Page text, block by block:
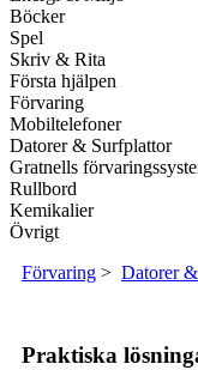
Böcker
Spel
Skriv & Rita
Första hjälpen
Förvaring
Mobiltelefoner
Datorer & Surfplattor
Gratnells
Rullbord
Kemikalier
Övrigt
Förvaring > Datorer
Praktiska